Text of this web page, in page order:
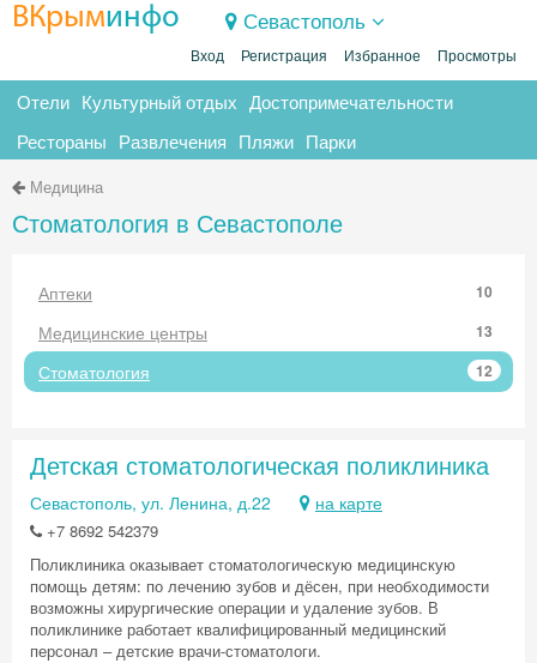
ВКрыминфо Севастополь
Вход Регистрация Избранное Просмотры
Отели Культурный отдых Достопримечательности
Рестораны Развлечения Пляжи Парки
Медицина
Стоматология в Севастополе
Аптеки 10
Медицинские центры 13
Стоматология 12
Детская стоматологическая поликлиника
Севастополь, ул. Ленина, д.22 на карте
+7 8692 542379
Поликлиника оказывает стоматологическую медицинскую
помощь детям: по лечению зубов и дёсен, при необходимости
возможны хирургические операции и удаление зубов. В
поликлинике работает квалифицированный медицинский
персонал – детские врачи-стоматологи.